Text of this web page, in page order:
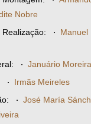
Nobre
· Manuel
· Januário Moreira
· Irmãs Meireles
· José María